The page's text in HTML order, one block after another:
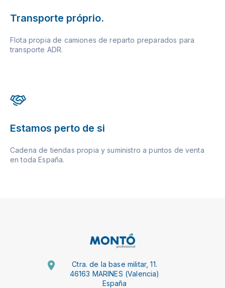
Transporte próprio.
Flota propia de camiones de reparto preparados para
transporte ADR.
Estamos perto de si
Cadena de tiendas propia y suministro a puntos de venta
en toda España.
Ctra. de la base militar, 11.
46163 MARINES (Valencia)
España